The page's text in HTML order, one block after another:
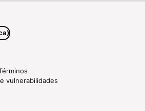
vulnerabilidades